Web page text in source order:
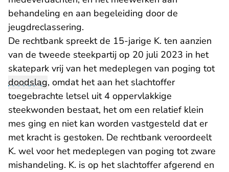
behandeling en aan begeleiding door de
jeugdreclassering.
De rechtbank spreekt de 15-jarige K. ten aanzien
van de tweede steekpartij op 20 juli 2023 in het
skatepark vrij van het medeplegen van poging tot
doodslag, omdat het aan het slachtoffer
toegebrachte letsel uit 4 oppervlakkige
steekwonden bestaat, het om een relatief klein
mes ging en niet kan worden vastgesteld dat er
met kracht is gestoken. De rechtbank veroordeelt
K. wel voor het medeplegen van poging tot zware
mishandeling. K. is op het slachtoffer afgerend en